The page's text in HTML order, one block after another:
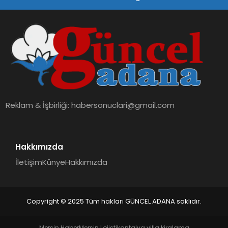
TEKNOLOJI
Reklam & İşbirliği:habersonuclari@gmail.com
Hakkımızda
İletişimKünyeHakkımızda
Copyright © 2025 Tüm hakları GÜNCEL ADANA saklıdır.